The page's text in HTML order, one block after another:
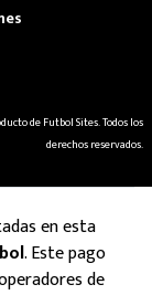
de Futbol Sites. Todos los
derechos reservados.
en esta
. Este pago
de